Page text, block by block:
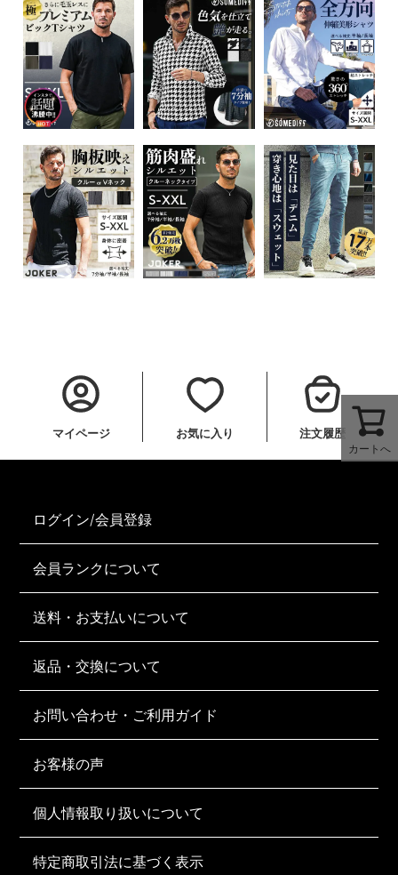
カートへ
マイページ お気に入り 注文履歴
ログイン/会員登録
会員ランクについて
送料・お支払いについて
返品・交換について
お問い合わせ・ご利用ガイド
お客様の声
個人情報取り扱いについて
特定商取引法に基づく表示